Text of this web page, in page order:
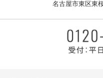
名古屋市東区東